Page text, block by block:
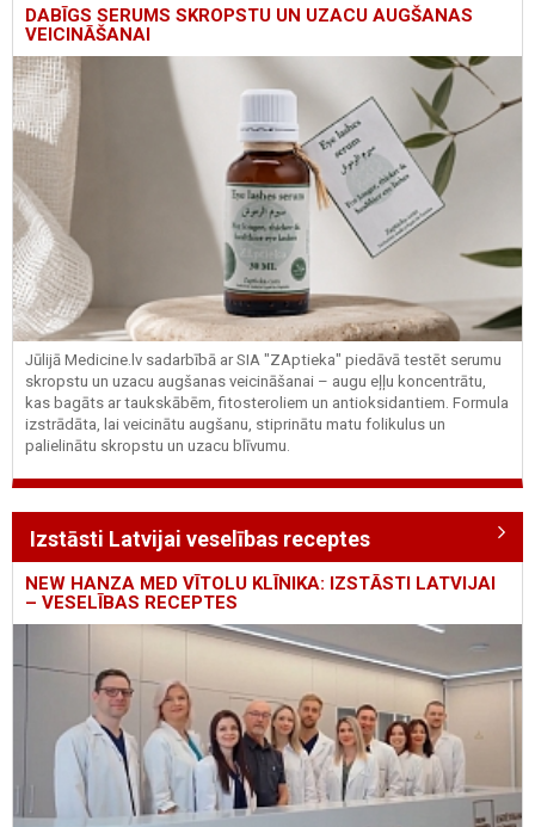
DABĪGS SERUMS SKROPSTU UN UZACU AUGŠANAS
VEICINĀŠANAI
Jūlijā Medicine.lv sadarbībā ar SIA "ZAptieka" piedāvā testēt serumu
skropstu un uzacu augšanas veicināšanai – augu eļļu koncentrātu,
kas bagāts ar taukskābēm, fitosteroliem un antioksidantiem. Formula
izstrādāta, lai veicinātu augšanu, stiprinātu matu folikulus un
palielinātu skropstu un uzacu blīvumu.
Izstāsti Latvijai veselības receptes
NEW HANZA MED VĪTOLU KLĪNIKA: IZSTĀSTI LATVIJAI
– VESELĪBAS RECEPTES